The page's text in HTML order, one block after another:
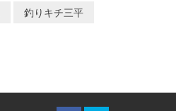
釣りキチ三平